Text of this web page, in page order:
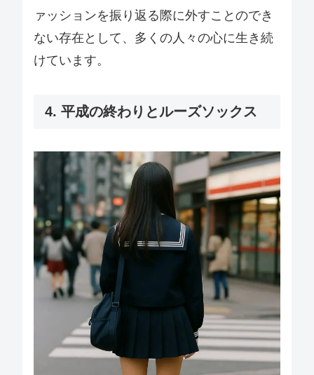
ァッションを振り返る際に外すことのでき
ない存在として、多くの人々の心に生き続
けています。
4. 平成の終わりとルーズソックス